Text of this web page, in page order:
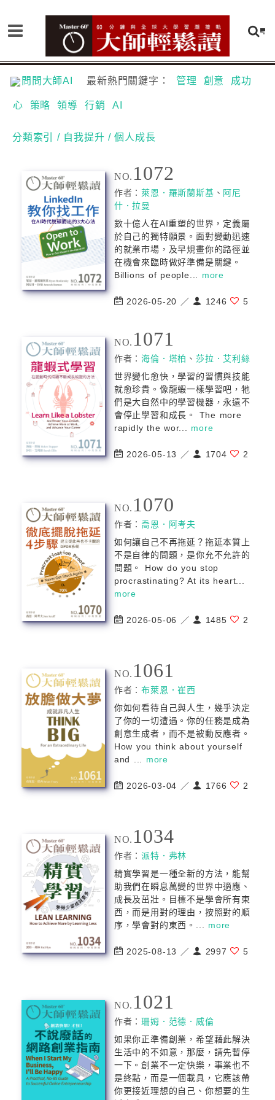
問問大師AI 最新熱門關鍵字： 管理 創意 成功
心 策略 領導 行銷 AI
分類索引 / 自我提升 / 個人成長
NO. 1072
作者：萊恩．羅斯蘭斯基 、 阿尼
什．拉曼
數十億人在AI重塑的世界，定義屬
於自己的獨特願景。面對變動迅速
的就業市場，及早規畫你的路徑並
在機會來臨時做好準備是關鍵。
Billions of people... more
2026-05-20 ／ 1246 5
NO. 1071
作者：海倫．塔柏 、莎拉．艾利絲
世界變化愈快，學習的習慣與技能
就愈珍貴。像龍蝦一樣學習吧，牠
們是大自然中的學習機器，永遠不
會停止學習和成長。 The more
rapidly the wor... more
2026-05-13 ／ 1704 2
NO. 1070
作者：喬恩．阿考夫
如何讓自己不再拖延？拖延本質上
不是自律的問題，是你允不允許的
問題。 How do you stop
procrastinating? At its heart...
more
2026-05-06 ／ 1485 2
NO. 1061
作者：布萊恩．崔西
你如何看待自己與人生，幾乎決定
了你的一切遭遇。你的任務是成為
創意生成者，而不是被動反應者。
How you think about yourself
and ... more
2026-03-04 ／ 1766 2
NO. 1034
作者：派特．弗林
精實學習是一種全新的方法，能幫
助我們在瞬息萬變的世界中適應、
成長及茁壯。目標不是學會所有東
西，而是用對的理由，按照對的順
序，學會對的東西。... more
2025-08-13 ／ 2997 5
NO. 1021
作者：珊姆．范德．威倫
如果你正準備創業，希望藉此解決
生活中的不如意，那麼，請先暫停
一下。創業不一定快樂，事業也不
是終點，而是一個載具，它應該帶
你更接近理想的自己、你想要的生